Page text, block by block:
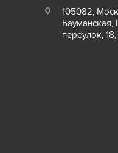
105082,
Бауманская,
переулок, 18,